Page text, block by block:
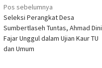
Navigasi
pos
Pos sebelumnya
Seleksi Perangkat Desa
Sumbertlaseh Tuntas, Ahmad Dini
Fajar Unggul dalam Ujian Kaur TU
dan Umum